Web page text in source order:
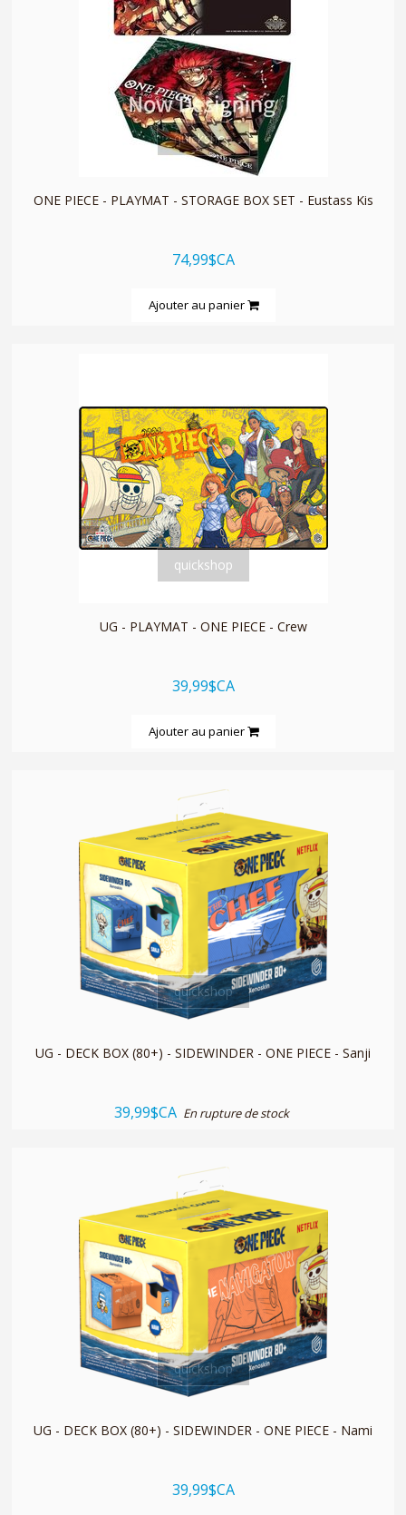
quickshop
ONE PIECE - PLAYMAT - STORAGE BOX SET - Eustass Kis
74,99$CA
Ajouter au panier
quickshop
UG - PLAYMAT - ONE PIECE - Crew
39,99$CA
Ajouter au panier
quickshop
UG - DECK BOX (80+) - SIDEWINDER - ONE PIECE - Sanji
39,99$CA En rupture de stock
quickshop
UG - DECK BOX (80+) - SIDEWINDER - ONE PIECE - Nami
39,99$CA